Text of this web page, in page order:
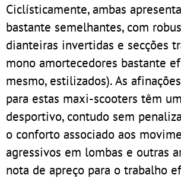
Ciclísticamente, ambas
bastante semelhantes, com
dianteiras invertidas e secções
mono amortecedores bastante
mesmo, estilizados). As
para estas maxi-scooters têm
desportivo, contudo sem
o conforto associado aos
agressivos em lombas e outras
nota de apreço para o trabalho